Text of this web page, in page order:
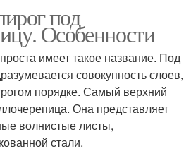
под
Особенности
имеет такое название. Под
совокупность слоев,
порядке. Самый верхний
Она представляет
волнистые листы,
стали.